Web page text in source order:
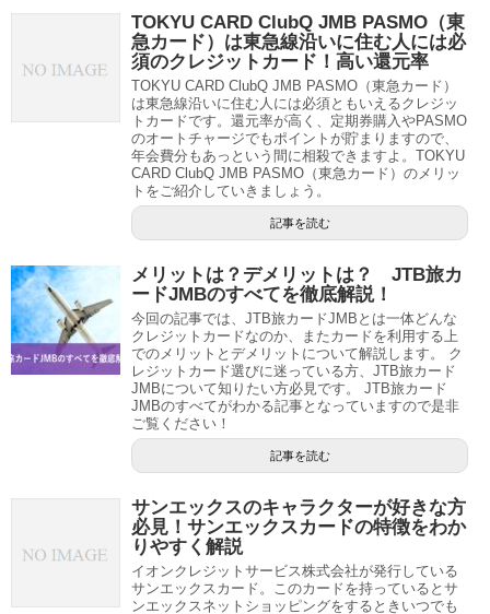
TOKYU CARD ClubQ JMB PASMO（東
急カード）は東急線沿いに住む人には必
須のクレジットカード！高い還元率
TOKYU CARD ClubQ JMB PASMO（東急カード）
は東急線沿いに住む人には必須ともいえるクレジッ
トカードです。還元率が高く、定期券購入やPASMO
のオートチャージでもポイントが貯まりますので、
年会費分もあっという間に相殺できますよ。TOKYU
CARD ClubQ JMB PASMO（東急カード）のメリッ
トをご紹介していきましょう。
記事を読む
メリットは？デメリットは？ JTB旅カ
ードJMBのすべてを徹底解説！
今回の記事では、JTB旅カードJMBとは一体どんな
クレジットカードなのか、またカードを利用する上
でのメリットとデメリットについて解説します。 ク
レジットカード選びに迷っている方、JTB旅カード
JMBについて知りたい方必見です。 JTB旅カード
JMBのすべてがわかる記事となっていますので是非
ご覧ください！
記事を読む
サンエックスのキャラクターが好きな方
必見！サンエックスカードの特徴をわか
りやすく解説
イオンクレジットサービス株式会社が発行している
サンエックスカード。このカードを持っているとサ
ンエックスネットショッピングをするときいつでも